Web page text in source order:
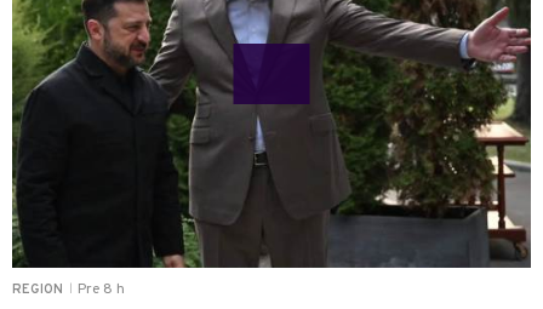
REGION Pre 8 h